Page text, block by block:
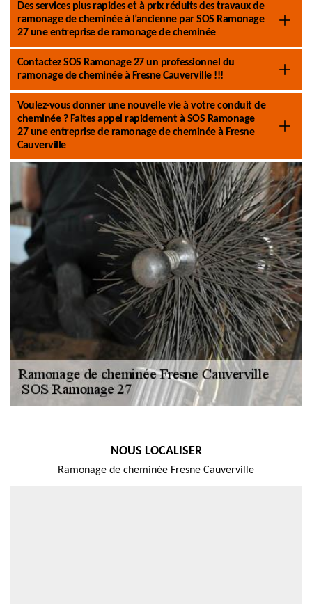
Des services plus rapides et à prix réduits des travaux de
ramonage de cheminée à l’ancienne par SOS Ramonage
27 une entreprise de ramonage de cheminée
Contactez SOS Ramonage 27 un professionnel du
ramonage de cheminée à Fresne Cauverville !!!
Voulez-vous donner une nouvelle vie à votre conduit de
cheminée ? Faites appel rapidement à SOS Ramonage
27 une entreprise de ramonage de cheminée à Fresne
Cauverville
NOUS LOCALISER
Ramonage de cheminée Fresne Cauverville